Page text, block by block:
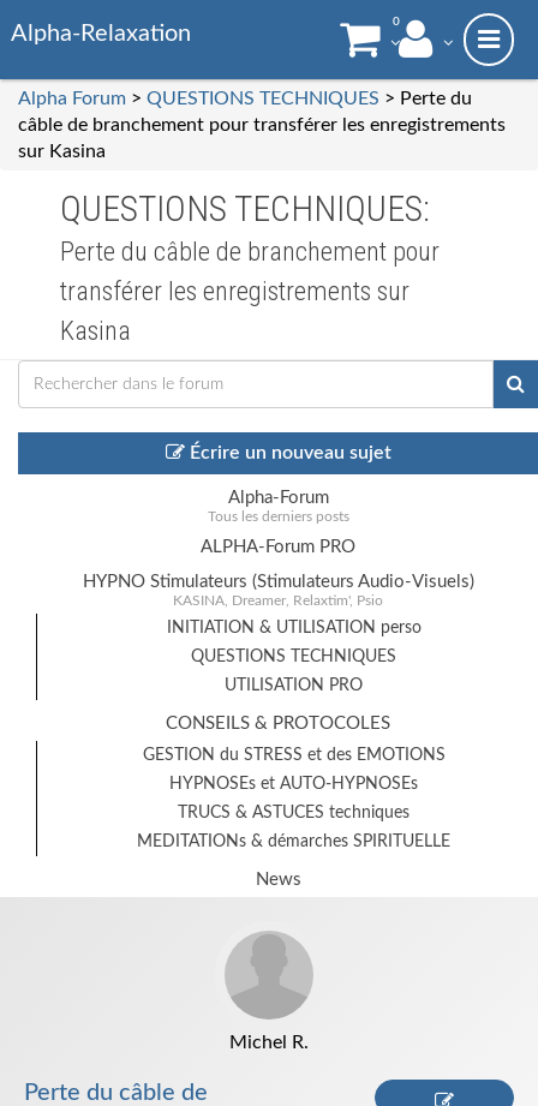
Alpha-Relaxation 0
Alpha Forum > QUESTIONS TECHNIQUES > Perte du
câble de branchement pour transférer les enregistrements
sur Kasina
QUESTIONS TECHNIQUES:
Perte du câble de branchement pour
transférer les enregistrements sur
Kasina
Écrire un nouveau sujet
Alpha-Forum
Tous les derniers posts
ALPHA-Forum PRO
HYPNO Stimulateurs (Stimulateurs Audio-Visuels)
KASINA, Dreamer, Relaxtim', Psio
INITIATION & UTILISATION perso
QUESTIONS TECHNIQUES
UTILISATION PRO
CONSEILS & PROTOCOLES
GESTION du STRESS et des EMOTIONS
HYPNOSEs et AUTO-HYPNOSEs
TRUCS & ASTUCES techniques
MEDITATIONs & démarches SPIRITUELLE
News
Michel R.
Perte du câble de